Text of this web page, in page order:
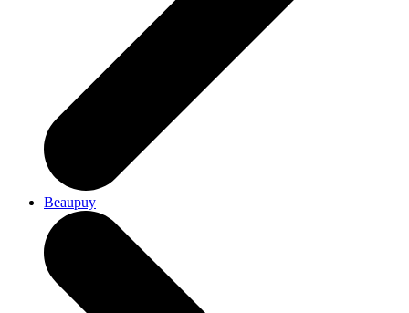
Beaupuy